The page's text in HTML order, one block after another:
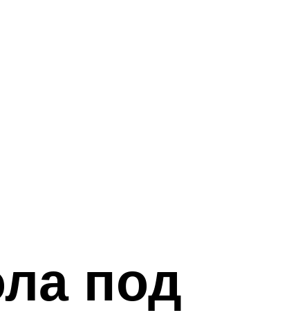
под